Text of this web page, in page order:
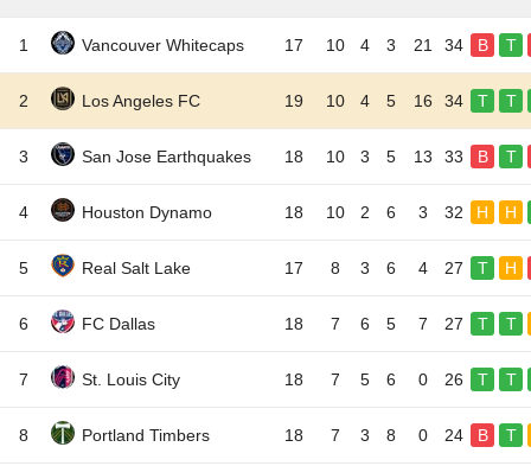
1 Vancouver Whitecaps 17 10 4 3 21 34 B T
2 Los Angeles FC 19 10 4 5 16 34 T T
3 San Jose Earthquakes 18 10 3 5 13 33 B T
4 Houston Dynamo 18 10 2 6 3 32 H H
5 Real Salt Lake 17 8 3 6 4 27 T H
6 FC Dallas 18 7 6 5 7 27 T T
7 St. Louis City 18 7 5 6 0 26 T T
8 Portland Timbers 18 7 3 8 0 24 B T